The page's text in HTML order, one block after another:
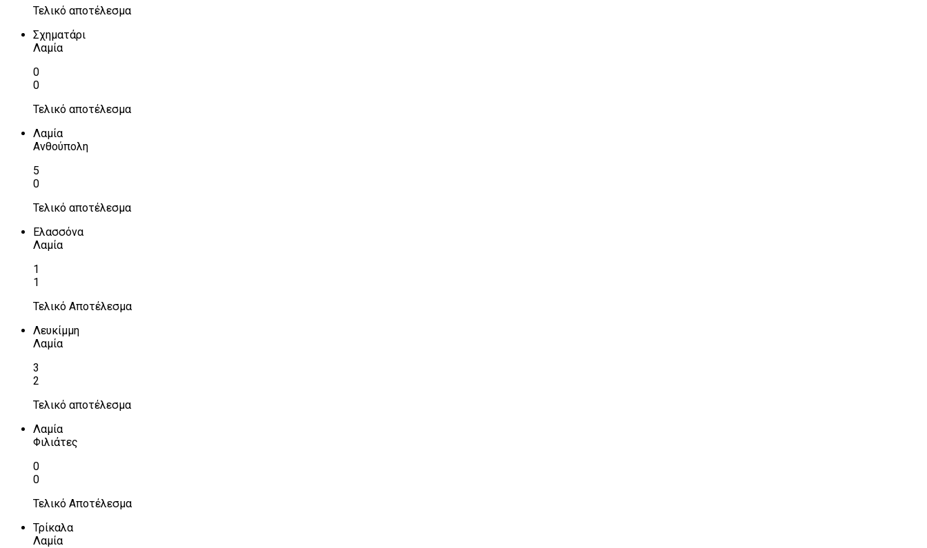
Τελικό αποτέλεσμα
Σχηματάρι
Λαμία
0
0
Τελικό αποτέλεσμα
Λαμία
Ανθούπολη
5
0
Τελικό αποτέλεσμα
Ελασσόνα
Λαμία
1
1
Τελικό Αποτέλεσμα
Λευκίμμη
Λαμία
3
2
Τελικό αποτέλεσμα
Λαμία
Φιλιάτες
0
0
Τελικό Αποτέλεσμα
Τρίκαλα
Λαμία